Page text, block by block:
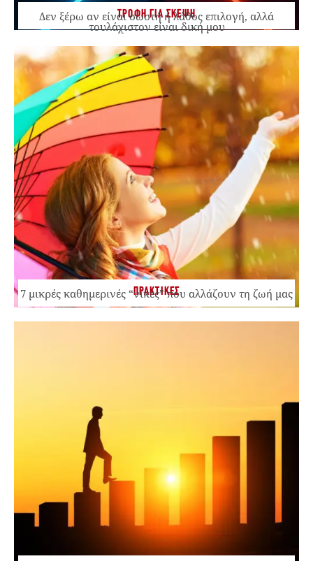
ΤΡΟΦΗ ΓΙΑ ΣΚΕΨΗ
Δεν ξέρω αν είναι σωστή ή λάθος επιλογή, αλλά
τουλάχιστον είναι δική μου
ΠΡΑΚΤΙΚΕΣ
7 μικρές καθημερινές “νίκες” που αλλάζουν τη ζωή μας